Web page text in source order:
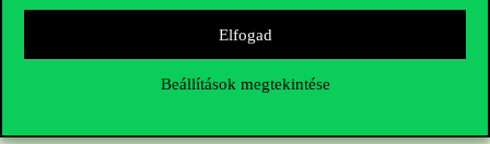
Elfogad
Beállítások megtekintése